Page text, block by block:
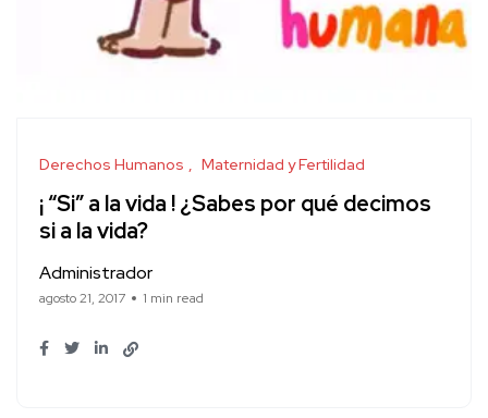
Derechos Humanos Maternidad y Fertilidad
¡ “Si” a la vida ! ¿Sabes por qué decimos
si a la vida?
Administrador
agosto 21, 2017 1 min read